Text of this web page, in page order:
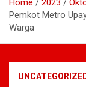
Home 2023
Pemkot Metro
Warga